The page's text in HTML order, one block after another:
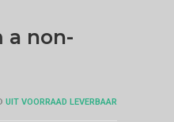
a non-
UIT VOORRAAD LEVERBAAR